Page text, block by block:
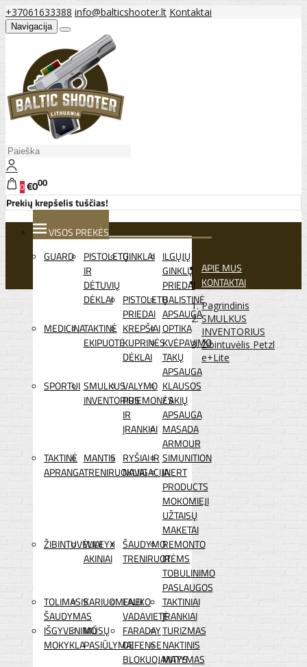
+37061633388 info@balticshooter.lt Kontaktai
Navigacija
0€000
Prekių krepšelis tuščias!
VISOS PREKĖS
GUARD
PISTOLETŲ
IR
DĖTUVIŲ
DĖKLAI
GINKLAI ILGŲJŲ
GINKLŲ
PRIEDAI
PISTOLETŲ
PRIEDAI
BALISTINĖ
APSAUGA
MEDICINATAKTINĖ
EKIPUOTĖ
KREPŠIAI
KUPRINĖS
DĖKLAI
OPTIKA
KVĖPAVIMO
TAKŲ
APSAUGA
SPORTUI SMULKUS
INVENTORIUS
VALYMO
PRIEMONĖS
IR
ĮRANKIAI
KLAUSOS
/ AKIŲ
APSAUGA
MASADA
ARMOUR
TAKTINĖ
APRANGA
MANTIS
TRENIRUOKLIAI
RYŠIAI IR
NAVIGACIJA
SIMUNITION
INERT
PRODUCTS
MOKOMIEJI
UŽTAISŲ
MAKETAI
ŽIBINTUVĖLIAI
WILEYX
AKINIAI
ŠAUDYMO
TRENIRUOTĖMS
REMONTO
IR
TOBULINIMO
PASLAUGOS
TOLIMASIS
ŠAUDYMAS
KARIUOMENEI
LAUKO
VADAVIETĖ
TAKTINIAI
ĮRANKIAI
IŠGYVENIMO
MOKYKLA
MŪSŲ
PASIŪLYMAI
FARADAY
DEFENSE
BLOKUOJANTYS
TURIZMAS
NAKTINIS
MATYMAS
APIE MUS
KONTAKTAI
Pagrindinis
SMULKUS
INVENTORIUS
Žibintuvėlis Petzl
e+Lite